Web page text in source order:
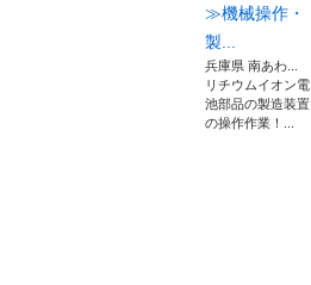
≫機械操作・
製...
兵庫県 南あわ...
リチウムイオン電
池部品の製造装置
の操作作業！...